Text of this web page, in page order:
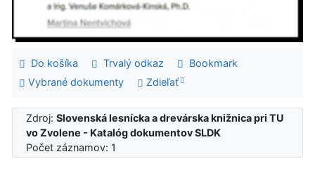
Do košíka Trvalý odkaz
Bookmark
Vybrané dokumenty
Zdieľať
Zdroj:Slovenská lesnícka a drevárska knižnica pri TU
vo Zvolene - Katalóg dokumentov SLDK
Počet záznamov: 1